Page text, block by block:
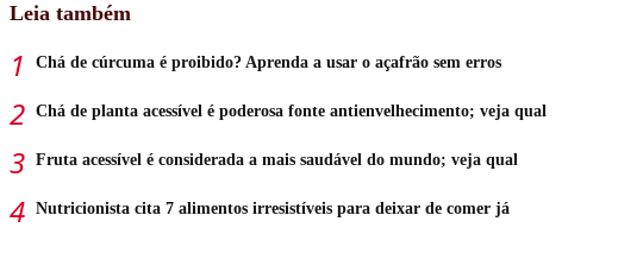
Leia também
Chá de cúrcuma é proibido? Aprenda a usar o açafrão sem erros
Chá de planta acessível é poderosa fonte antienvelhecimento; veja qual
Fruta acessível é considerada a mais saudável do mundo; veja qual
Nutricionista cita 7 alimentos irresistíveis para deixar de comer já